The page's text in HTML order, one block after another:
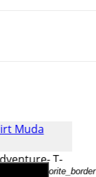
favorite_border
T-